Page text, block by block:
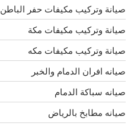
صيانة وتركيب مكيفات حفر الباطن
صيانة وتركيب مكيفات مكة
صيانة وتركيب مكيفات مكه
صيانه افران الدمام والخبر
صيانه سباكة الدمام
صيانه مطابخ بالرياض